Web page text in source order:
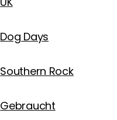
Dog Days
Southern Rock
Gebraucht